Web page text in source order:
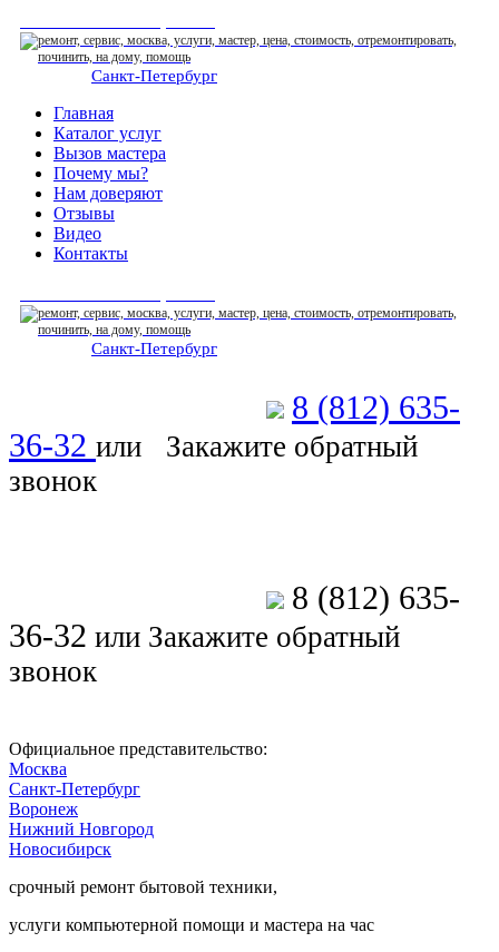
Санкт-Петербург
Главная
Каталог услуг
Вызов мастера
Почему мы?
Нам доверяют
Отзывы
Видео
Контакты
Санкт-Петербург
8 (812) 635-
36-32 или
Закажите обратный
звонок
8 (812) 635-
36-32 или Закажите обратный
звонок
Официальное представительство:
Москва
Санкт-Петербург
Воронеж
Нижний Новгород
Новосибирск
срочный ремонт бытовой техники,
услуги компьютерной помощи и мастера на час